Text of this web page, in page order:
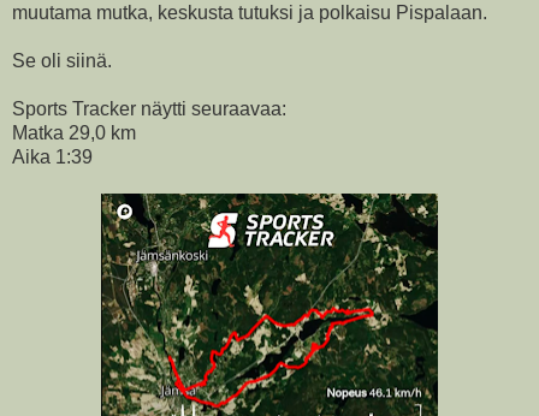
muutama mutka, keskusta tutuksi ja polkaisu Pispalaan.
Se oli siinä.
Sports Tracker näytti seuraavaa:
Matka 29,0 km
Aika 1:39